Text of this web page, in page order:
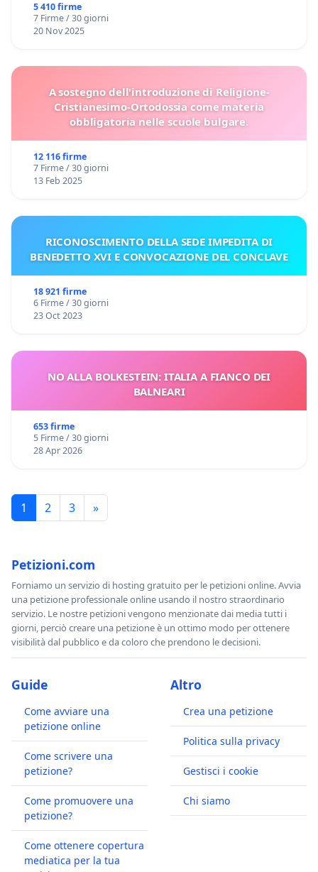
5 410 firme
7 Firme / 30 giorni
20 Nov 2025
A sostegno dell'introduzione di Religione-
Cristianesimo-Ortodossia come materia
obbligatoria nelle scuole bulgare.
12 116 firme
7 Firme / 30 giorni
13 Feb 2025
RICONOSCIMENTO DELLA SEDE IMPEDITA DI
BENEDETTO XVI E CONVOCAZIONE DEL CONCLAVE
18 921 firme
6 Firme / 30 giorni
23 Oct 2023
NO ALLA BOLKESTEIN: ITALIA A FIANCO DEI
BALNEARI
653 firme
5 Firme / 30 giorni
28 Apr 2026
1 2 3 »
Petizioni.com
Forniamo un servizio di hosting gratuito per le petizioni online. Avvia
una petizione professionale online usando il nostro straordinario
servizio. Le nostre petizioni vengono menzionate dai media tutti i
giorni, perciò creare una petizione è un ottimo modo per ottenere
visibilità dal pubblico e da coloro che prendono le decisioni.
Guide
Come avviare una
petizione online
Come scrivere una
petizione?
Come promuovere una
petizione?
Come ottenere copertura
mediatica per la tua
Altro
Crea una petizione
Politica sulla privacy
Gestisci i cookie
Chi siamo